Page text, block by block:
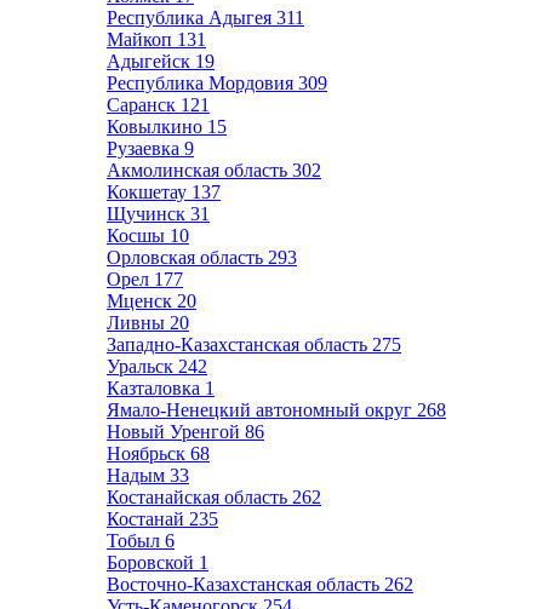
Республика Адыгея 311
Майкоп 131
Адыгейск 19
Республика Мордовия 309
Саранск 121
Ковылкино 15
Рузаевка 9
Акмолинская область 302
Кокшетау 137
Щучинск 31
Косшы 10
Орловская область 293
Орел 177
Мценск 20
Ливны 20
Западно-Казахстанская область 275
Уральск 242
Казталовка 1
Ямало-Ненецкий автономный округ 268
Новый Уренгой 86
Ноябрьск 68
Надым 33
Костанайская область 262
Костанай 235
Тобыл 6
Боровской 1
Восточно-Казахстанская область 262